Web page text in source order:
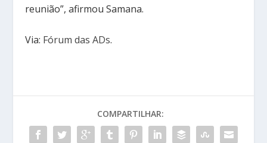
reunião”, afirmou Samana.
Via: Fórum das ADs.
COMPARTILHAR: